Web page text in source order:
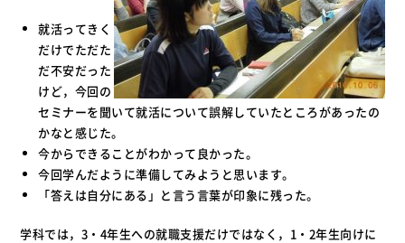
就活ってきく
だけでただた
だ不安だった
けど，今回の
セミナーを聞いて就活について誤解していたところがあったの
かなと感じた。
今からできることがわかって良かった。
今回学んだように準備してみようと思います。
「答えは自分にある」と言う言葉が印象に残った。
学科では，3・4年生への就職支援だけではなく，1・2年生向けに